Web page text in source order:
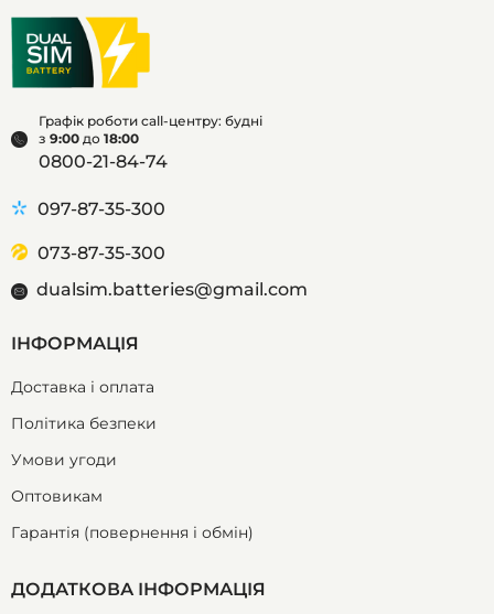
Графік роботи call-центру: будні
з 9:00 до 18:00
0800-21-84-74
097-87-35-300
073-87-35-300
dualsim.batteries@gmail.com
ІНФОРМАЦІЯ
Доставка і оплата
Політика безпеки
Умови угоди
Оптовикам
Гарантія (повернення і обмін)
ДОДАТКОВА ІНФОРМАЦІЯ